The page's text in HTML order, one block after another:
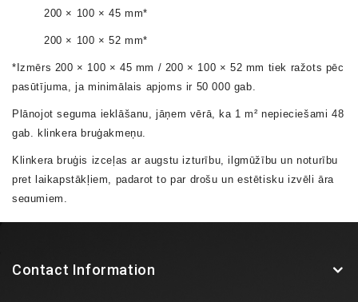
200 × 100 × 45 mm*
200 × 100 × 52 mm*
*Izmērs 200 × 100 × 45 mm / 200 × 100 × 52 mm tiek ražots pēc
pasūtījuma, ja minimālais apjoms ir 50 000 gab.
Plānojot seguma ieklāšanu, jāņem vērā, ka 1 m² nepieciešami 48
gab. klinkera bruģakmeņu
Klinkera bruģis izceļas ar augstu izturību, ilgmūžību un noturību
pret laikapstākļiem, padarot to par drošu un estētisku izvēli āra
segumiem.
Contact Information